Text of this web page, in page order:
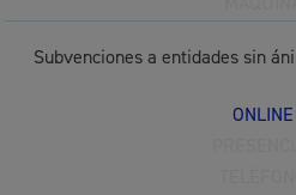
Subvenciones a entidades sin
ONLINE